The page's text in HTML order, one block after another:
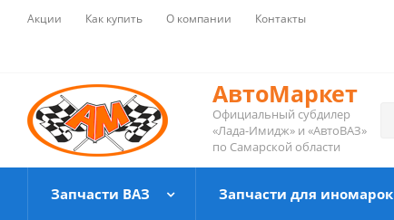
Акции Как купить О компании Контакты
АвтоМаркет
Официальный субдилер
«Лада-Имидж» и «АвтоВАЗ»
по Самарской области
Запчасти ВАЗ Запчасти для иномарок